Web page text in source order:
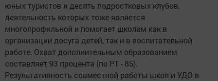
юных туристов и десять подростковых клубов,
деятельность которых тоже является
многопрофильной и помогает школам как в
организации досуга детей, так и в воспитательной
работе. Охват дополнительным образованием
составляет 93 процента (по РТ - 85).
Результативность совместной работы школ и УДО в